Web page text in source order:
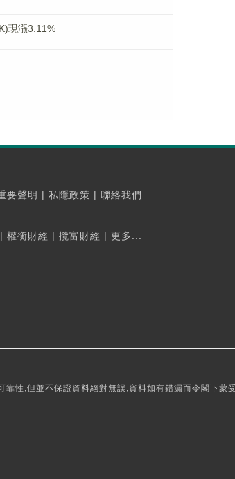
現漲3.11%
要聲明 | 私隱政策 | 聯絡我們
| 權衡財經 | 攬富財經 | 更多...
性,但並不保證資料絕對無誤,資料如有錯漏而令閣下蒙